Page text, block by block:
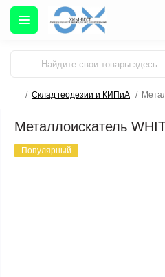
Склад геодезии и КИПиА
Металлоискатель
Популярный